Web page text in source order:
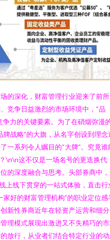
的深化，财富管理行业迎来了前
竞争日益激烈的市场环境中，“品
力的关键要素。为了在硝烟弥漫
战略”的大旗，从名字创设到理念
一系列令人瞩目的“大牌”。究竟谁
\n\n这不仅是一场名号的更迭换代
的深度融合与思考。头部券商中
上线下贯穿的一站式体验，直击行
好的财富管理机构”的职业定位感
新性券商近年在轻资产运营和细
理模式展现出激进又不失精巧的
放行，从业者们结合特定行业的